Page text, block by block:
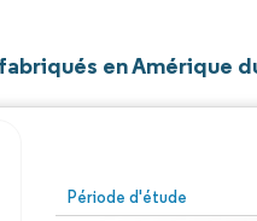
en Amérique
Période d'étude